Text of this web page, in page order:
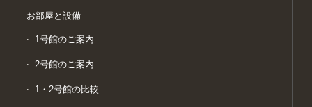
お部屋と設備
1号館のご案内
2号館のご案内
1・2号館の比較